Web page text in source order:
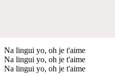
Na lingui yo, oh je t'aime
Na lingui yo, oh je t'aime
Na lingui yo, oh je t'aime